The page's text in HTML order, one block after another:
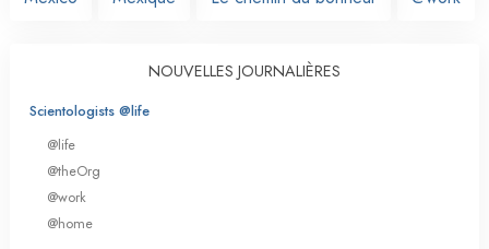
NOUVELLES JOURNALIÈRES
Scientologists @life
@life
@theOrg
@work
@home